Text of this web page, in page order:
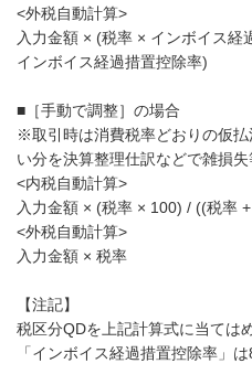
<外税自動計算>
入力金額 × (税率 × インボイス
インボイス経過措置控除率)
■［手動で調整］の場合
※取引時は消費税率どおりの仮
い分を決算整理仕訳などで雑損失
<内税自動計算>
入力金額 × (税率 × 100) / ((税率
<外税自動計算>
入力金額 × 税率
【注記】
税区分QDを上記計算式に当ては
「インボイス経過措置控除率」